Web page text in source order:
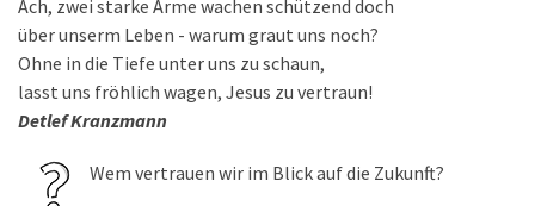
Ach, zwei starke Arme wachen schützend doch
über unserm Leben - warum graut uns noch?
Ohne in die Tiefe unter uns zu schaun,
lasst uns fröhlich wagen, Jesus zu vertraun!
Detlef Kranzmann
Wem vertrauen wir im Blick auf die Zukunft?